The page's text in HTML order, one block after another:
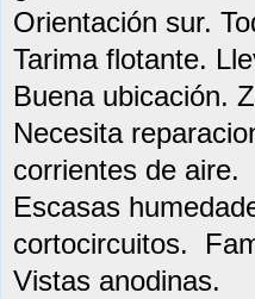
Orientación sur.
Tarima flotante.
Buena ubicación.
Necesita
corrientes de aire.
Escasas
cortocircuitos.
Vistas anodinas.